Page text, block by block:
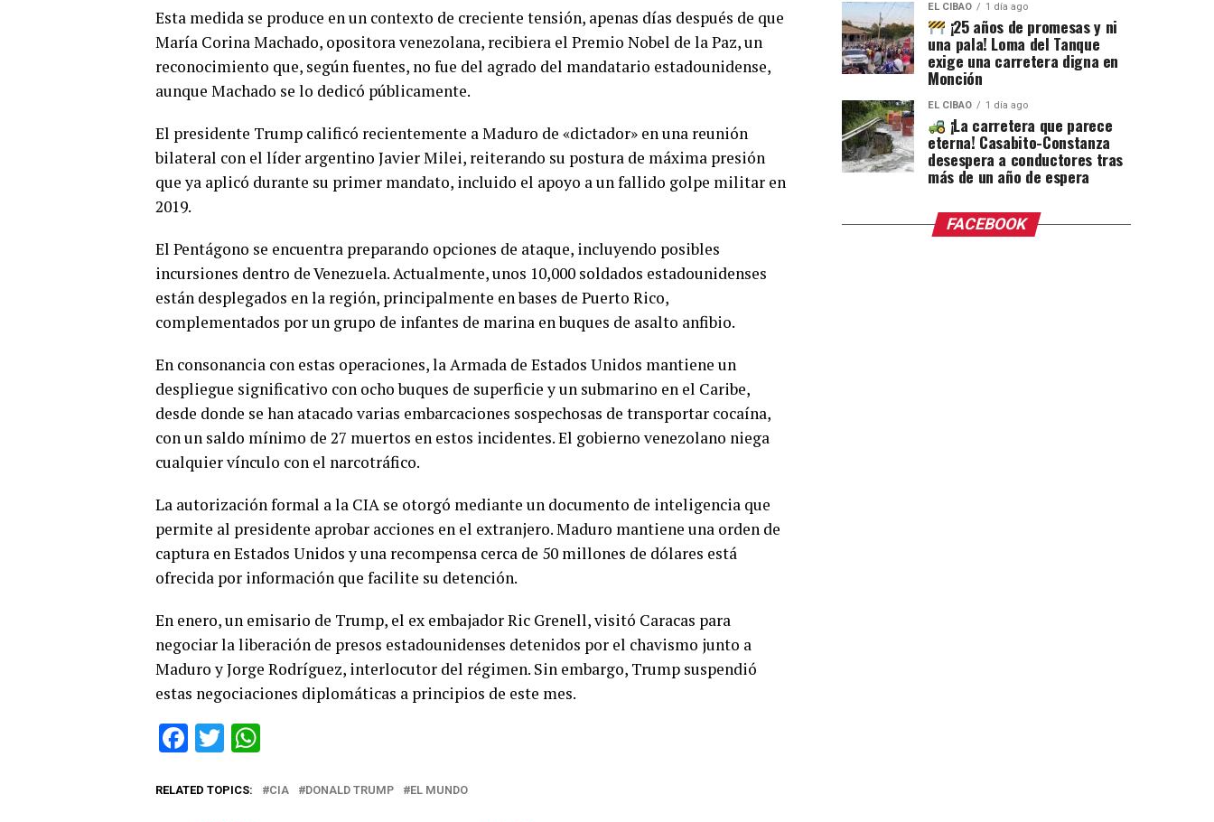
Esta medida se produce en un contexto de creciente tensión, apenas días después de que
María Corina Machado, opositora venezolana, recibiera el Premio Nobel de la Paz, un
reconocimiento que, según fuentes, no fue del agrado del mandatario estadounidense,
aunque Machado se lo dedicó públicamente.
El presidente Trump calificó recientemente a Maduro de «dictador» en una reunión
bilateral con el líder argentino Javier Milei, reiterando su postura de máxima presión
que ya aplicó durante su primer mandato, incluido el apoyo a un fallido golpe militar en
2019.
El Pentágono se encuentra preparando opciones de ataque, incluyendo posibles
incursiones dentro de Venezuela. Actualmente, unos 10,000 soldados estadounidenses
están desplegados en la región, principalmente en bases de Puerto Rico,
complementados por un grupo de infantes de marina en buques de asalto anfibio.
En consonancia con estas operaciones, la Armada de Estados Unidos mantiene un
despliegue significativo con ocho buques de superficie y un submarino en el Caribe,
desde donde se han atacado varias embarcaciones sospechosas de transportar cocaína,
con un saldo mínimo de 27 muertos en estos incidentes. El gobierno venezolano niega
cualquier vínculo con el narcotráfico.
La autorización formal a la CIA se otorgó mediante un documento de inteligencia que
permite al presidente aprobar acciones en el extranjero. Maduro mantiene una orden de
captura en Estados Unidos y una recompensa cerca de 50 millones de dólares está
ofrecida por información que facilite su detención.
En enero, un emisario de Trump, el ex embajador Ric Grenell, visitó Caracas para
negociar la liberación de presos estadounidenses detenidos por el chavismo junto a
Maduro y Jorge Rodríguez, interlocutor del régimen. Sin embargo, Trump suspendió
estas negociaciones diplomáticas a principios de este mes.
Facebook
Twitter
RELATED TOPICS: CIA DONALD TRUMP EL MUNDO
EL CIBAO 1 día ago
¡25 años de promesas y ni
una pala! Loma del Tanque
exige una carretera digna en
Monción
EL CIBAO 1 día ago
¡La carretera que parece
eterna! Casabito-Constanza
desespera a conductores tras
más de un año de espera
FACEBOOK